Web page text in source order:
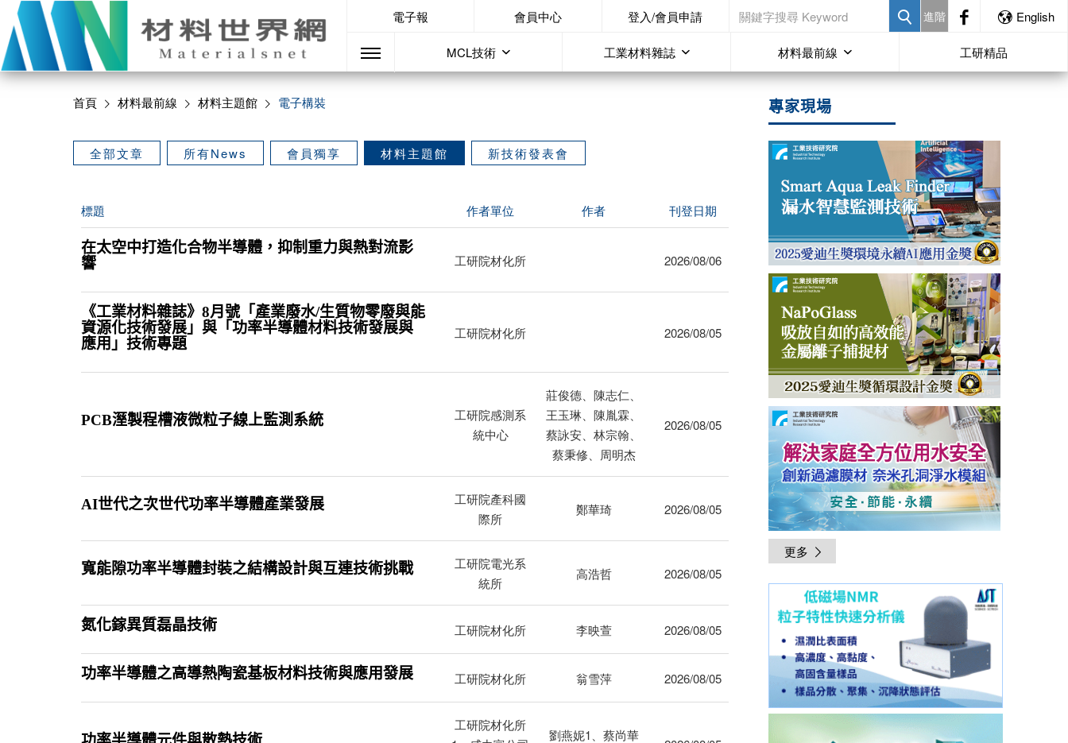
電子報 會員中心 登入/會員申請 進階 English
MCL技術 工業材料雜誌 材料最前線 工研精品
首頁 材料最前線 材料主題館 電子構裝
全部文章 所有News 會員獨享 材料主題館 新技術發表會
標題 作者單位 作者 刊登日期
在太空中打造化合物半導體，抑制重力與熱對流影
響
工研院材化所 2026/08/06
《工業材料雜誌》8月號「產業廢水/生質物零廢與能
資源化技術發展」與「功率半導體材料技術發展與
應用」技術專題
工研院材化所 2026/08/05
PCB溼製程槽液微粒子線上監測系統
工研院感測系
統中心
莊俊德、陳志仁、
王玉琳、陳胤霖、
蔡詠安、林宗翰、
蔡秉修、周明杰
2026/08/05
AI世代之次世代功率半導體產業發展
工研院產科國
際所
鄭華琦 2026/08/05
寬能隙功率半導體封裝之結構設計與互連技術挑戰
工研院電光系
統所
高浩哲 2026/08/05
氮化鎵異質磊晶技術 工研院材化所 李映萱 2026/08/05
功率半導體之高導熱陶瓷基板材料技術與應用發展 工研院材化所 翁雪萍 2026/08/05
工研院材化所
劉燕妮1、蔡尚華
專家現場
更多